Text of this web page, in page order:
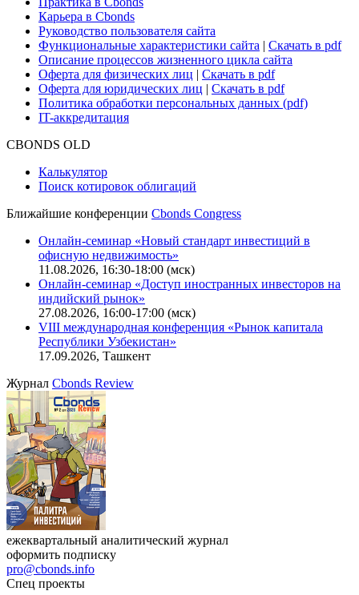
Для клиентов
О нас
Безопасность проведения платежей
Практика в Cbonds
Карьера в Cbonds
Руководство пользователя сайта
Функциональные характеристики сайта|Скачать в pdf
Описание процессов жизненного цикла сайта
Оферта для юридических лиц
IT-аккредитация
Поиск котировок облигаций
Ближайшие конференцииCbonds Congress
Онлайн-семинар «Новый стандарт инвестиций в
офисную недвижимость»
11.08.2026, 16:30-18:00 (мск)
Онлайн-семинар «Доступ иностранных инвесторов на
индийский рынок»
VIII международная конференция «Рынок капитала
Республики Узбекистан»
17.09.2026, Ташкент
ЖурналCbonds Review